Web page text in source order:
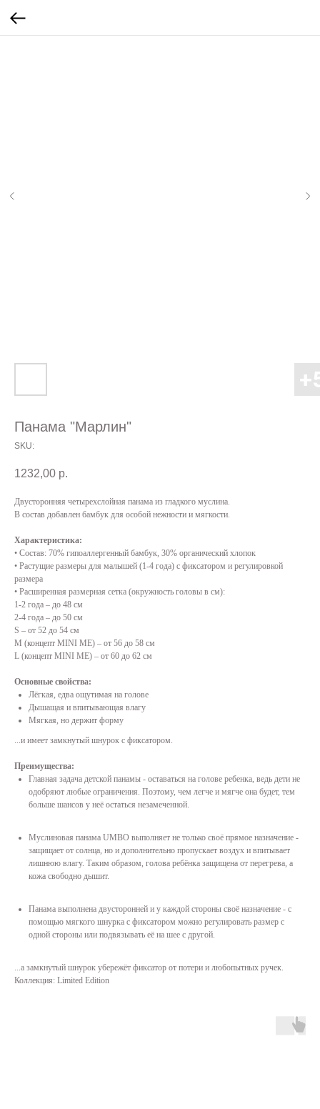
Панама "Марлин"
SKU:
1232,00 р.
Двусторонняя четырехслойная панама из гладкого муслина.
В состав добавлен бамбук для особой нежности и мягкости.
Характеристика:
• Состав: 70% гипоаллергенный бамбук, 30% органический хлопок
• Растущие размеры для малышей (1-4 года) с фиксатором и регулировкой
размера
• Расширенная размерная сетка (окружность головы в см):
1-2 года – до 48 см
2-4 года – до 50 см
S – от 52 до 54 см
M (концепт MINI ME) – от 56 до 58 см
L (концепт MINI ME) – от 60 до 62 см
Основные свойства:
Лёгкая, едва ощутимая на голове
Дышащая и впитывающая влагу
Мягкая, но держит форму
...и имеет замкнутый шнурок с фиксатором.
Преимущества:
Главная задача детской панамы - оставаться на голове ребенка, ведь дети не
одобряют любые ограничения. Поэтому, чем легче и мягче она будет, тем
больше шансов у неё остаться незамеченной.
Муслиновая панама UMBO выполняет не только своё прямое назначение -
защищает от солнца, но и дополнительно пропускает воздух и впитывает
лишнюю влагу. Таким образом, голова ребёнка защищена от перегрева, а
кожа свободно дышит.
Панама выполнена двусторонней и у каждой стороны своё назначение - с
помощью мягкого шнурка с фиксатором можно регулировать размер с
одной стороны или подвязывать её на шее с другой.
...а замкнутый шнурок убережёт фиксатор от потери и любопытных ручек.
Коллекция: Limited Edition